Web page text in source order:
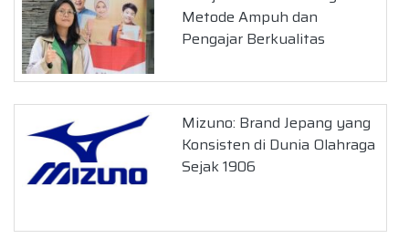
Metode Ampuh dan
Pengajar Berkualitas
Mizuno: Brand Jepang yang
Konsisten di Dunia Olahraga
Sejak 1906